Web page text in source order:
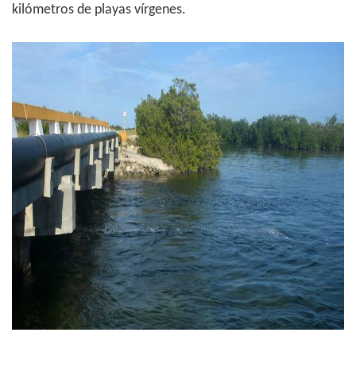
kilómetros de playas vírgenes.